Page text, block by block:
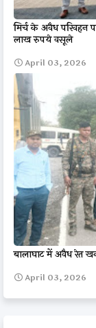
मिर्च के अवैध परिवहन
लाख रुपये वसूले
April 03, 2026
बालाघाट में अवैध रेत
April 03, 2026